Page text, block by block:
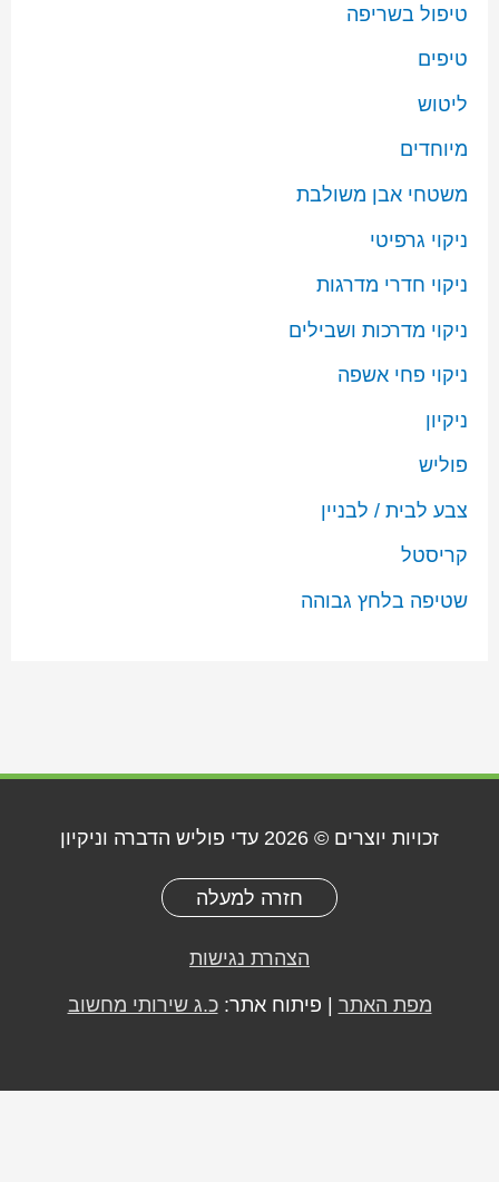
טיפול בשריפה
טיפים
ליטוש
מיוחדים
משטחי אבן משולבת
ניקוי גרפיטי
ניקוי חדרי מדרגות
ניקוי מדרכות ושבילים
ניקוי פחי אשפה
ניקיון
פוליש
צבע לבית / לבניין
קריסטל
שטיפה בלחץ גבוהה
זכויות יוצרים © 2026 עדי פוליש הדברה וניקיון
חזרה למעלה
הצהרת נגישות
מפת האתר | פיתוח אתר:כ.ג שירותי מחשוב